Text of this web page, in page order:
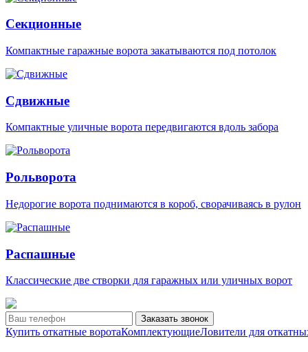
Секционные
Компактные гаражные ворота закатываются под потолок
Сдвижные
Компактные уличные ворота передвигаются вдоль забора
Рольворота
Недорогие ворота поднимаются в короб, сворачиваясь в рулон
Распашные
Классические две створки для гаражных или уличных ворот
Заказать звонок
Купить откатные воротаКомплектующиеЛовители для